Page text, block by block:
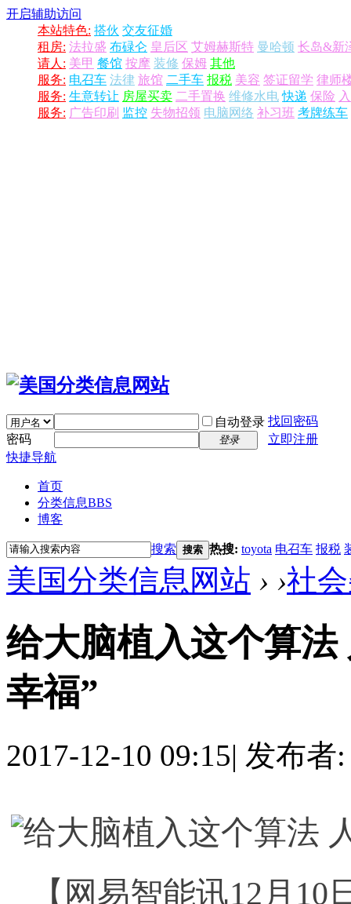
开启辅助访问
本站特色: 搭伙 交友征婚
租房: 法拉盛 布碌仑 皇后区 艾姆赫斯特 曼哈顿 长岛&新
请人: 美甲 餐馆 按摩 装修 保姆 其他
服务: 电召车 法律 旅馆 二手车 报税 美容 签证留学 律师
服务: 生意转让 房屋买卖 二手置换 维修水电 快递 保险
服务: 广告印刷 监控 失物招领 电脑网络 补习班 考牌练车
自动登录 找回密码
密码
登录
立即注册
快捷导航
首页
分类信息BBS
博客
搜索 搜索 热搜: toyota 电召车 报税
美国分类信息网站 › ›社
给大脑植入这个算
幸福”
2017-12-10 09:15| 发布者
【网易智能讯12月